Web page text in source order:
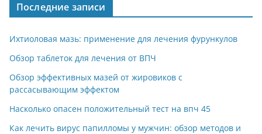
Последние записи
Ихтиоловая мазь: применение для лечения фурункулов
Обзор таблеток для лечения от ВПЧ
Обзор эффективных мазей от жировиков с
рассасывающим эффектом
Насколько опасен положительный тест на впч 45
Как лечить вирус папилломы у мужчин: обзор методов и